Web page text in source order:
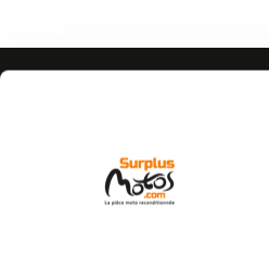
AIDE
Qui sommes nous